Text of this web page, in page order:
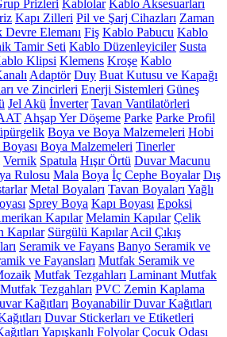
Prizleri Kablolar Kablo Aksesuarları
Kapı Zilleri Pil ve Şarj Cihazları Zaman
Elemanı Fiş Kablo Pabucu Kablo
Tamir Seti Kablo Düzenleyiciler Susta
Klipsi Klemens Kroşe Kablo
Adaptör Duy Buat Kutusu ve Kapağı
ve Zincirleri Enerji Sistemleri Güneş
Jel Akü İnverter Tavan Vantilatörleri
Ahşap Yer Döşeme Parke Parke Profil
Boya ve Boya Malzemeleri Hobi
Boya Malzemeleri Tinerler
Vernik Spatula Hışır Örtü Duvar Macunu
Rulosu Mala Boya İç Cephe Boyalar Dış
Metal Boyaları Tavan Boyaları Yağlı
Sprey Boya Kapı Boyası Epoksi
Kapılar Melamin Kapılar Çelik
Kapılar Sürgülü Kapılar Acil Çıkış
Seramik ve Fayans Banyo Seramik ve
ve Fayansları Mutfak Seramik ve
Mutfak Tezgahları Laminant Mutfak
Tezgahları PVC Zemin Kaplama
Kağıtları Boyanabilir Duvar Kağıtları
Duvar Stickerları ve Etiketleri
Yapışkanlı Folyolar Çocuk Odası